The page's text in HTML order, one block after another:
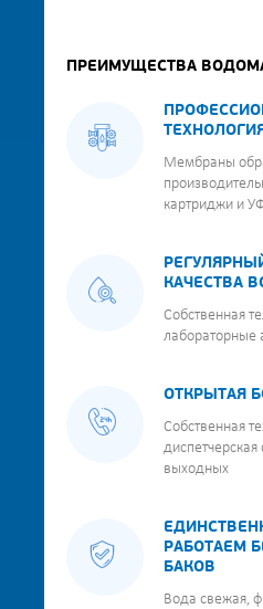
ПРЕИМУЩЕСТВА
Мембраны
картриджи и
КАЧЕСТВА
Собственная
лабораторные
ОТКРЫТАЯ
Собственная
выходных
РАБОТАЕМ
БАКОВ
Вода свежая,